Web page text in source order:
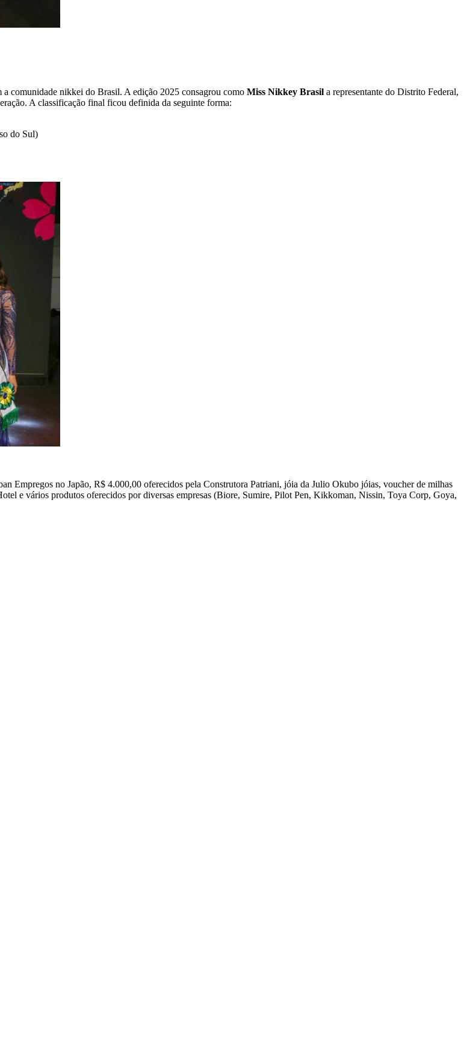
comunidade nikkei do Brasil. A edição 2025 consagrou como Miss Nikkey Brasil a representante do Distrito Federal,
A classificação final ficou definida da seguinte forma:
do Sul)
Empregos no Japão, R$ 4.000,00 oferecidos pela Construtora Patriani, jóia da Julio Okubo jóias, voucher de milhas
e vários produtos oferecidos por diversas empresas (Biore, Sumire, Pilot Pen, Kikkoman, Nissin, Toya Corp, Goya,